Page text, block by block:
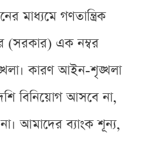
মাধ্যমে গণতান্ত্রিক
(সরকার) এক নম্বর
কারণ আইন-শৃঙ্খলা
বিনিয়োগ আসবে না,
আমাদের ব্যাংক শূন্য,